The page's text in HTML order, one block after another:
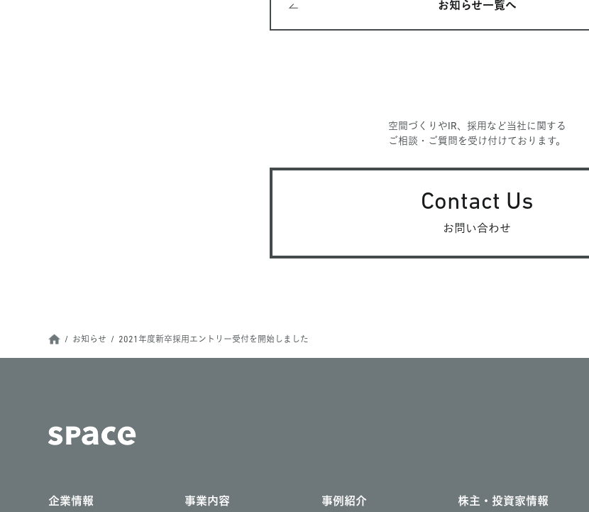
お知らせ一覧へ
空間づくりやIR、採用など当社に関する
ご相談・ご質問を受け付けております。
Contact Us
お問い合わせ
お知らせ 2021年度新卒採用エントリー受付を開始しました
企業情報 事業内容 事例紹介 株主・投資家情報